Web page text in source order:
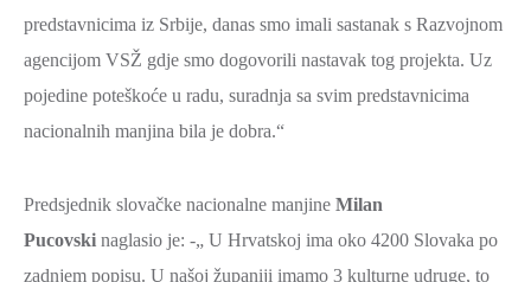
predstavnicima iz Srbije, danas smo imali sastanak s Razvojnom
agencijom VSŽ gdje smo dogovorili nastavak tog projekta. Uz
pojedine poteškoće u radu, suradnja sa svim predstavnicima
nacionalnih manjina bila je dobra.“
Predsjednik slovačke nacionalne manjine Milan
Pucovski naglasio je: -„ U Hrvatskoj ima oko 4200 Slovaka po
zadnjem popisu. U našoj županiji imamo 3 kulturne udruge, to